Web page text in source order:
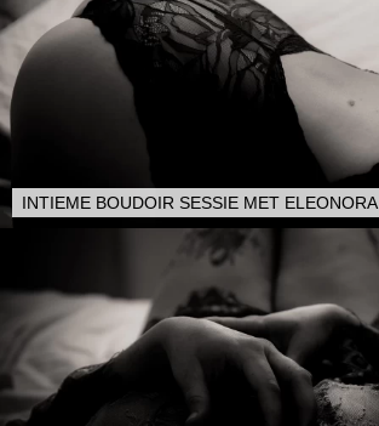
INTIEME BOUDOIR SESSIE MET ELEONORA